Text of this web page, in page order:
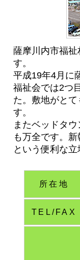
薩摩川内市福
す。
平成19年4月に
福祉会では2つ
た。敷地がと
す。
またベッドタ
も万全です。
という便利な
所在地
TEL/FAX